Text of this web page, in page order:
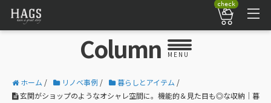
check
Column MENU
ホーム / リノベ事例 / 暮らしとアイテム /
玄関がショップのようなオシャレ空間に。機能的＆見た目も◎な収納｜暮